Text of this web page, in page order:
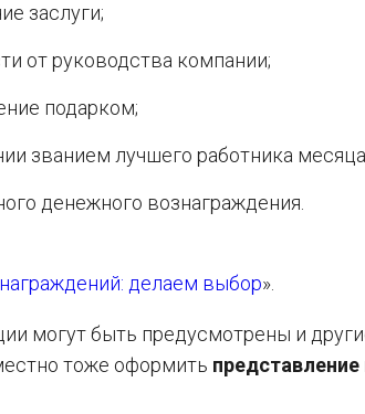
заслуги;
от руководства компании;
подарком;
званием лучшего работника
денежного вознаграждения.
делаем выбор».
могут быть предусмотрены и
тоже оформить